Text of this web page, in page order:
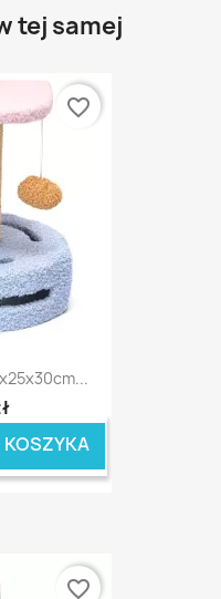
tej samej
KOSZYKA
favorite_border
favorite_border